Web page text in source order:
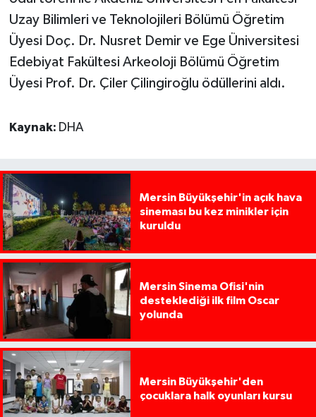
Uzay Bilimleri ve Teknolojileri Bölümü Öğretim
Üyesi Doç. Dr. Nusret Demir ve Ege Üniversitesi
Edebiyat Fakültesi Arkeoloji Bölümü Öğretim
Üyesi Prof. Dr. Çiler Çilingiroğlu ödüllerini aldı.
Kaynak: DHA
Mersin Büyükşehir'in açık hava
sineması bu kez minikler için
kuruldu
Mersin Sinema Ofisi'nin
desteklediği ilk film Oscar
yolunda
Mersin Büyükşehir'den
çocuklara halk oyunları kursu